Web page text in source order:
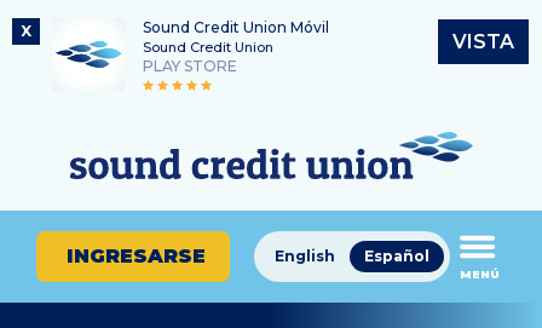
X Sound Credit Union Móvil
Sound Credit Union
PLAY STORE
VISTA
contenido
sesión
banca
en
Número de ruta
325183220
¿En
qué
podemos
ayudarle
a
encontrar?
Español
English
INGRESARSE
MENÚ